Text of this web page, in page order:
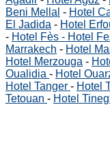
Beni Mellal - Hotel
El Jadida - Hotel
- Hotel Fès - Hotel
Marrakech - Hotel
Hotel Merzouga -
Oualidia - Hotel
Hotel Tanger - Hotel
Tetouan - Hotel